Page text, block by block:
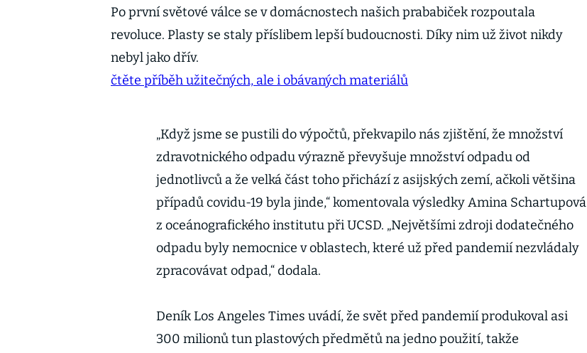
Po první světové válce se v domácnostech našich prababiček rozpoutala
revoluce. Plasty se staly příslibem lepší budoucnosti. Díky nim už život nikdy
nebyl jako dřív.
čtěte příběh užitečných, ale i obávaných materiálů
„Když jsme se pustili do výpočtů, překvapilo nás zjištění, že množství
zdravotnického odpadu výrazně převyšuje množství odpadu od
jednotlivců a že velká část toho přichází z asijských zemí, ačkoli většina
případů covidu-19 byla jinde,“ komentovala výsledky Amina Schartupová
z oceánografického institutu při UCSD. „Největšími zdroji dodatečného
odpadu byly nemocnice v oblastech, které už před pandemií nezvládaly
zpracovávat odpad,“ dodala.
Deník Los Angeles Times uvádí, že svět před pandemií produkoval asi
300 milionů tun plastových předmětů na jedno použití, takže